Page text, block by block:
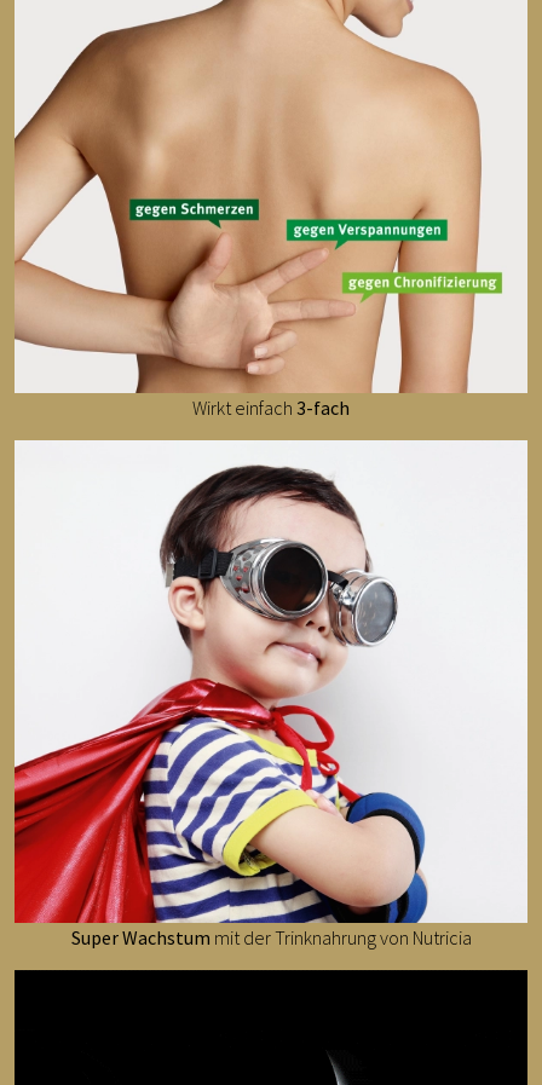
Wirkt einfach 3-fach
Super Wachstum mit der Trinknahrung von Nutricia